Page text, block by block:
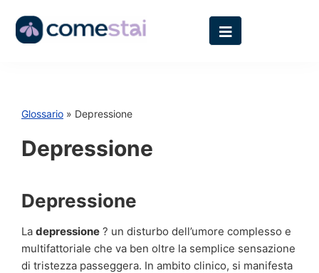
Glossario » Depressione
Depressione
Depressione
La depressione ? un disturbo dell’umore complesso e
multifattoriale che va ben oltre la semplice sensazione
di tristezza passeggera. In ambito clinico, si manifesta